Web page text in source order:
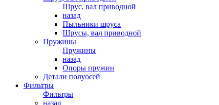
Шрус, вал приводной
назад
Пыльники шруса
Шрусы, вал приводной
Пружины
Пружины
назад
Опоры пружин
Детали полуосей
Фильтры
Фильтры
назад